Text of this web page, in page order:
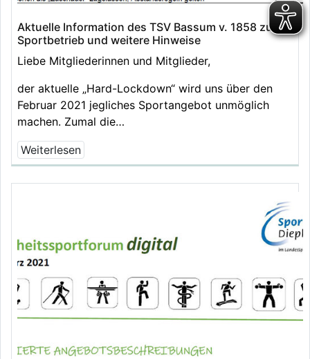
Aktuelle Information des TSV Bassum v. 1858 zum
Sportbetrieb und weitere Hinweise
Liebe Mitgliederinnen und Mitglieder,
der aktuelle „Hard-Lockdown“ wird uns über den
Februar 2021 jegliches Sportangebot unmöglich
machen. Zumal die…
Weiterlesen